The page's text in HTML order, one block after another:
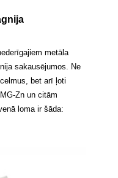
metāla
sakausējumos. Ne
bet arī ļoti
Zn un citām
loma ir šāda: